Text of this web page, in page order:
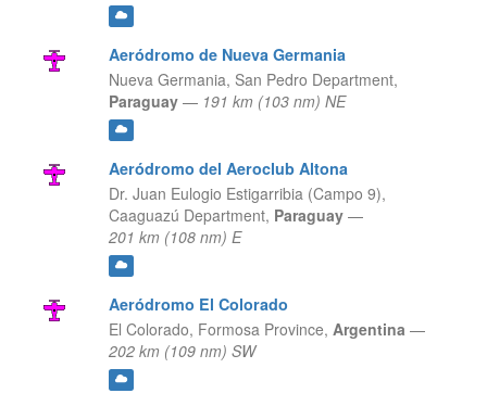
Aeródromo de Nueva Germania
Nueva Germania, San Pedro Department,
Paraguay — 191 km (103 nm) NE
Aeródromo del Aeroclub Altona
Dr. Juan Eulogio Estigarribia (Campo 9),
Caaguazú Department, Paraguay —
201 km (108 nm) E
Aeródromo El Colorado
El Colorado, Formosa Province, Argentina —
202 km (109 nm) SW